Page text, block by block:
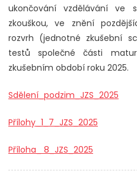
ukončování vzdělávání ve
zkouškou, ve znění
rozvrh (jednotné zkušební
testů společné části
zkušebním období roku 2025.
Sdělení_podzim_JZS_2025
Přílohy_1_7_JZS_2025
Příloha_ 8_JZS_2025